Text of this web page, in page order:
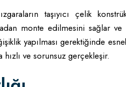
taşıyıcı çelik
monte edilmesini sağlar
yapılması gerektiğinde
ve sorunsuz gerçekleşir.